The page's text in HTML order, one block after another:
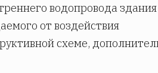
водопровода
от воздействия
схеме,